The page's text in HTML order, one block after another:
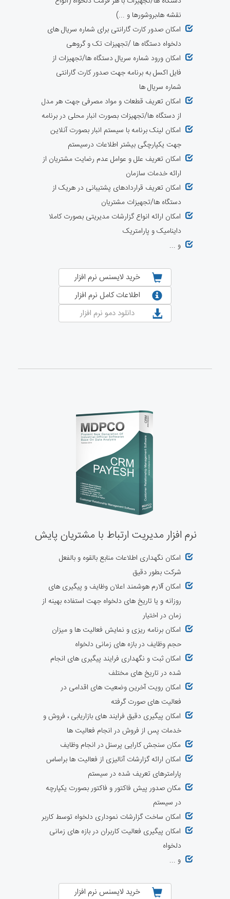
نقشه ها،بروشورها و ...)
امکان صدور کارت گارانتی برای شماره سریال های
دلخواه دستگاه ها /تجهیزات تک و گروهی
امکان ورود شماره سریال دستگاه ها/تجهیزات از
فایل اکسل به برنامه جهت صدور کارت گارانتی
شماره سریال ها
امکان تعریف قطعات و مواد مصرفی جهت هر مدل
از دستگاه ها/تجهیزات بصورت انبار محلی در برنامه
امکان لینک برنامه با سیستم انبار بصورت آنلاین
جهت یکپارچگی بیشتر اطلاعات درسیستم
امکان تعریف علل و عوامل عدم رضایت مشتریان از
ارائه خدمات سازمان
امکان تعریف قراردادهای پشتیبانی در هریک از
دستگاه ها/تجهیزات مشتریان
امکان ارائه انواع گزارشات مدیریتی بصورت کاملا
داینامیک و پارامتریک
و ...
خرید لایسنس نرم افزار
اطلاعات کامل نرم افزار
دانلود دمو نرم افزار
نرم افزار مدیریت ارتباط با مشتریان پایش
امکان نگهداری اطلاعات منابع بالقوه و بالفعل
شرکت بطور دقیق
امکان آلارم هوشمند اعلان وظایف و پیگیری های
روزانه و یا تاریخ های دلخواه جهت استفاده بهینه از
زمان در اختیار
امکان برنامه ریزی و نمایش فعالیت ها و میزان
حجم وظایف در بازه های زمانی دلخواه
امکان ثبت و نگهداری فرایند پیگیری های انجام
شده در تاریخ های مختلف
امکان رویت آخرین وضعیت های اقدامی در
فعالیت های صورت گرفته
امکان پیگیری دقیق فرایند های بازاریابی ، فروش و
خدمات پس از فروش در انجام فعالیت ها
مکان سنجش کارایی پرسنل در انجام وظایف
امکان ارائه گزارشات آنالیزی از فعالیت ها براساس
پارامترهای تعریف شده در سیستم
مکان صدور پیش فاکتور و فاکتور بصورت یکپارچه
در سیستم
امکان ساخت گزارشات نموداری دلخواه توسط کاربر
امکان پیگیری فعالیت کاربران در بازه های زمانی
دلخواه
و ...
خرید لایسنس نرم افزار